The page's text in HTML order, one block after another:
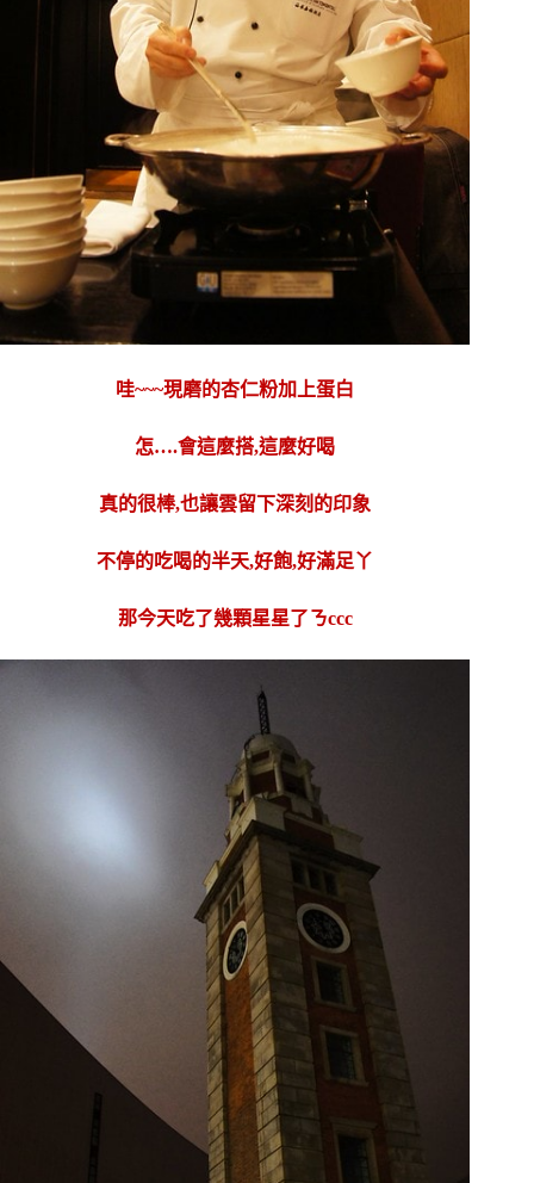
哇~~~現磨的杏仁粉加上蛋白
怎….會這麼搭,這麼好喝
真的很棒,也讓雲留下深刻的印象
不停的吃喝的半天,好飽,好滿足丫
那今天吃了幾顆星星了ㄋccc